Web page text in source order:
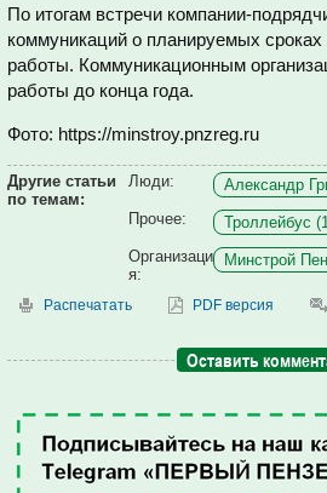
По итогам встречи компании-
коммуникаций о планируемых
работы. Коммуникационным
работы до конца года.
Фото: https://minstroy.pnzreg.ru
Другие статьи
по темам:
Люди:
Александр
Прочее:
Троллейбус
Организаци
я:
Минстрой
Распечатать PDF версия
Оставить